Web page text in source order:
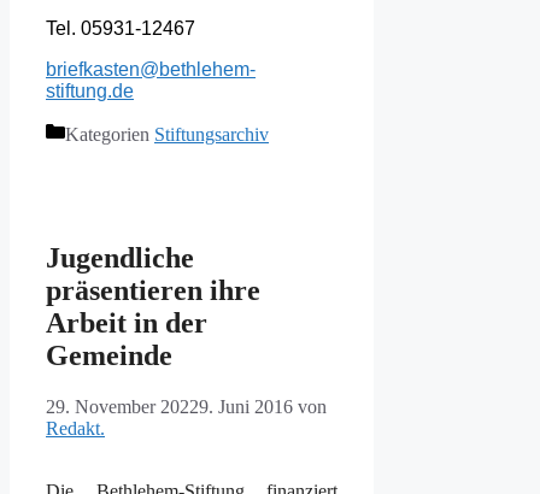
Tel. 05931-12467
briefkasten@bethlehem-
stiftung.de
Kategorien Stiftungsarchiv
Jugendliche
präsentieren ihre
Arbeit in der
Gemeinde
29. November 20229. Juni 2016 von
Redakt.